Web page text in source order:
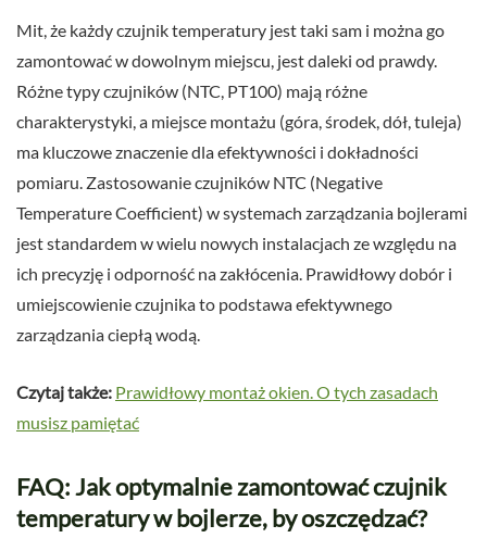
Mit, że każdy czujnik temperatury jest taki sam i można go
zamontować w dowolnym miejscu, jest daleki od prawdy.
Różne typy czujników (NTC, PT100) mają różne
charakterystyki, a miejsce montażu (góra, środek, dół, tuleja)
ma kluczowe znaczenie dla efektywności i dokładności
pomiaru. Zastosowanie czujników NTC (Negative
Temperature Coefficient) w systemach zarządzania bojlerami
jest standardem w wielu nowych instalacjach ze względu na
ich precyzję i odporność na zakłócenia. Prawidłowy dobór i
umiejscowienie czujnika to podstawa efektywnego
zarządzania ciepłą wodą.
Czytaj także: Prawidłowy montaż okien. O tych zasadach
musisz pamiętać
FAQ: Jak optymalnie zamontować czujnik
temperatury w bojlerze, by oszczędzać?